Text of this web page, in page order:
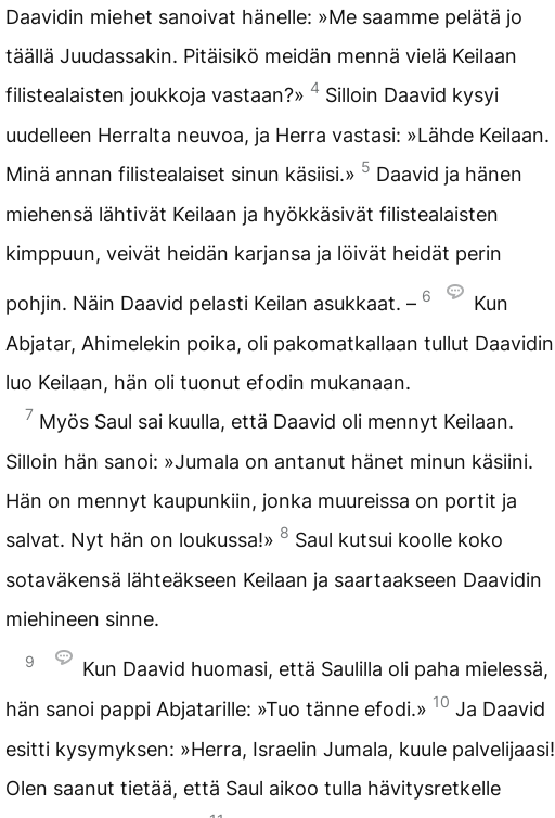
Daavidin miehet sanoivat hänelle: »Me saamme pelätä jo
täällä Juudassakin. Pitäisikö meidän mennä vielä Keilaan
filistealaisten joukkoja vastaan?» 4 Silloin Daavid kysyi
uudelleen Herralta neuvoa, ja Herra vastasi: »Lähde Keilaan.
Minä annan filistealaiset sinun käsiisi.» 5 Daavid ja hänen
miehensä lähtivät Keilaan ja hyökkäsivät filistealaisten
kimppuun, veivät heidän karjansa ja löivät heidät perin
pohjin. Näin Daavid pelasti Keilan asukkaat. – 6
Kun
Abjatar, Ahimelekin poika, oli pakomatkallaan tullut Daavidin
luo Keilaan, hän oli tuonut efodin mukanaan.
7 Myös Saul sai kuulla, että Daavid oli mennyt Keilaan.
Silloin hän sanoi: »Jumala on antanut hänet minun käsiini.
Hän on mennyt kaupunkiin, jonka muureissa on portit ja
salvat. Nyt hän on loukussa!» 8 Saul kutsui koolle koko
sotaväkensä lähteäkseen Keilaan ja saartaakseen Daavidin
miehineen sinne.
9
Kun Daavid huomasi, että Saulilla oli paha mielessä,
hän sanoi pappi Abjatarille: »Tuo tänne efodi.» 10 Ja Daavid
esitti kysymyksen: »Herra, Israelin Jumala, kuule palvelijaasi!
Olen saanut tietää, että Saul aikoo tulla hävitysretkelle